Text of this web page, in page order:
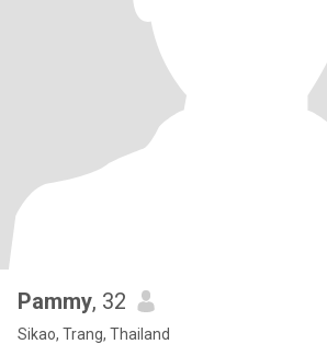
Pammy, 32
Sikao, Trang, Thailand